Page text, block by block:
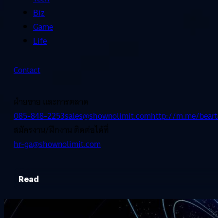
Biz
Game
Life
Contact
ฝ่ายขาย และการตลาด
085-848-2253sales@shownolimit.comhttp://m.me/
สมัครงาน/ฝึกงาน ติดต่อได้ที่
hr-ga@shownolimit.com
Read